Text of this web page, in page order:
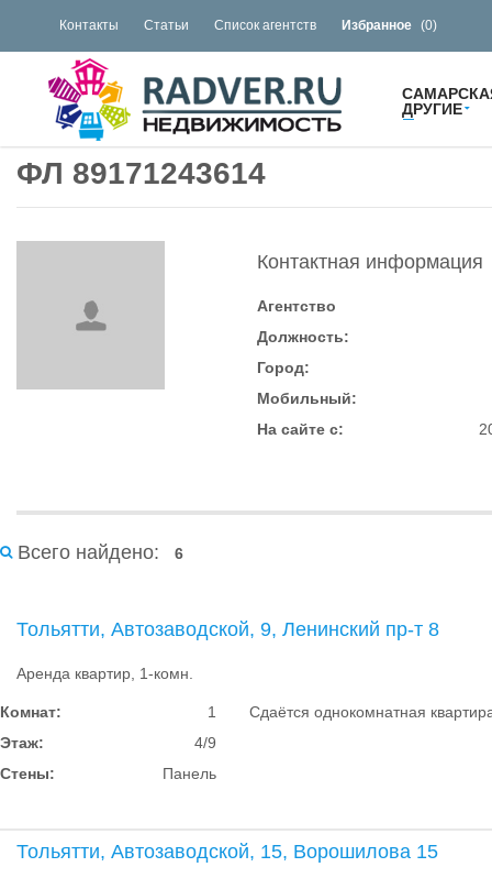
Контакты Статьи Список агентств Избранное (0)
ДРУГИЕ
ФЛ 89171243614
Контактная информация
Агентство
Должность:
Город:
Мобильный:
На сайте с:
Всего найдено: 6
Тольятти, Автозаводской, 9, Ленинский пр-т 8
Аренда квартир, 1-комн.
Комнат:
1
Этаж:
4/9
Стены:
Панель
Сдаётся однокомнатная
Тольятти, Автозаводской, 15, Ворошилова 15